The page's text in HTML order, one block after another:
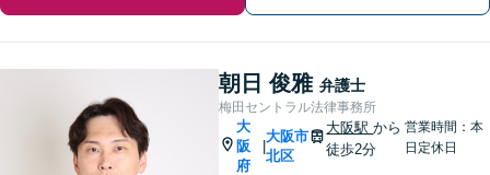
朝日 俊雅 弁護士
梅田セントラル法律事務所
大
阪
府
大阪市
北区
大阪駅から
徒歩2分
営業時間：本
日定休日